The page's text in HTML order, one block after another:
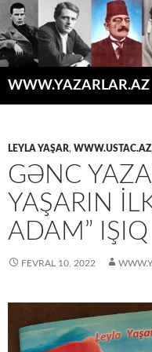
WWW.YAZARLAR.AZ
LEYLA YAŞAR, WWW.USTAC.AZ
GƏNC
YAŞARIN
ADAM”
FEVRAL 10, 2022